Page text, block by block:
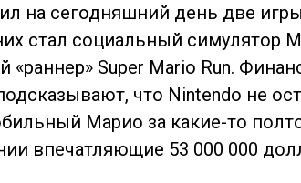
на сегодняшний день две
стал социальный симулятор
Super Mario Run.
что Nintendo не
Марио за какие-то
впечатляющие 53 000 000